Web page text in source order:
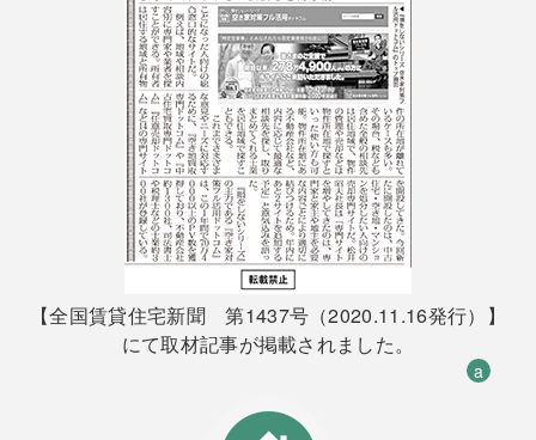
【全国賃貸住宅新聞 第1437号（2020.11.16発行）】
にて取材記事が掲載されました。
a